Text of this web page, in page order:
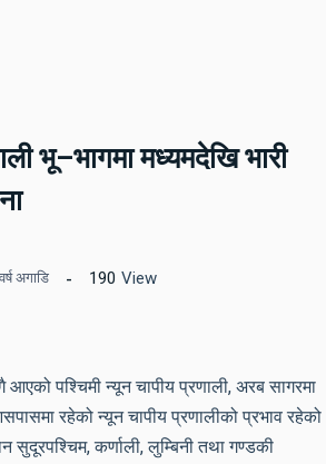
भू–भागमा मध्यमदेखि भारी
अगाडि 190 View
आएको पश्चिमी न्यून चापीय प्रणाली, अरब सागरमा
रहेको न्यून चापीय प्रणालीको प्रभाव रहेको
कर्णाली, लुम्बिनी तथा गण्डकी